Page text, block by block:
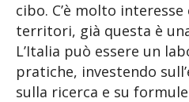
cibo. C’è molto
territori, già questa è
L’Italia può essere un
pratiche, investendo
sulla ricerca e su